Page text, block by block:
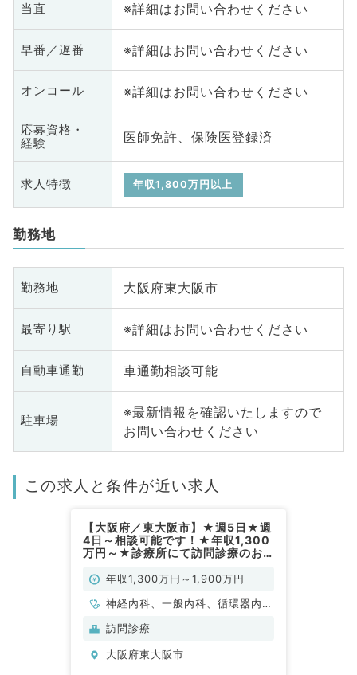
当直 ※詳細はお問い合わせください
早番／遅番 ※詳細はお問い合わせください
オンコール ※詳細はお問い合わせください
応募資格・
経験
医師免許、保険医登録済
求人特徴 年収1,800万円以上
勤務地
勤務地 大阪府東大阪市
最寄り駅 ※詳細はお問い合わせください
自動車通勤 車通勤相談可能
駐車場
※最新情報を確認いたしますので
お問い合わせください
この求人と条件が近い求人
【大阪府／東大阪市】★週5日★週
4日～相談可能です！★年収1,300
万円～★診療所にて訪問診療のお
年収1,300万円～1,900万円
神経内科、一般内科、循環器内
科、呼吸器内科、消化器内科、内
内科、血液内科、膠原病科
訪問診療
大阪府東大阪市